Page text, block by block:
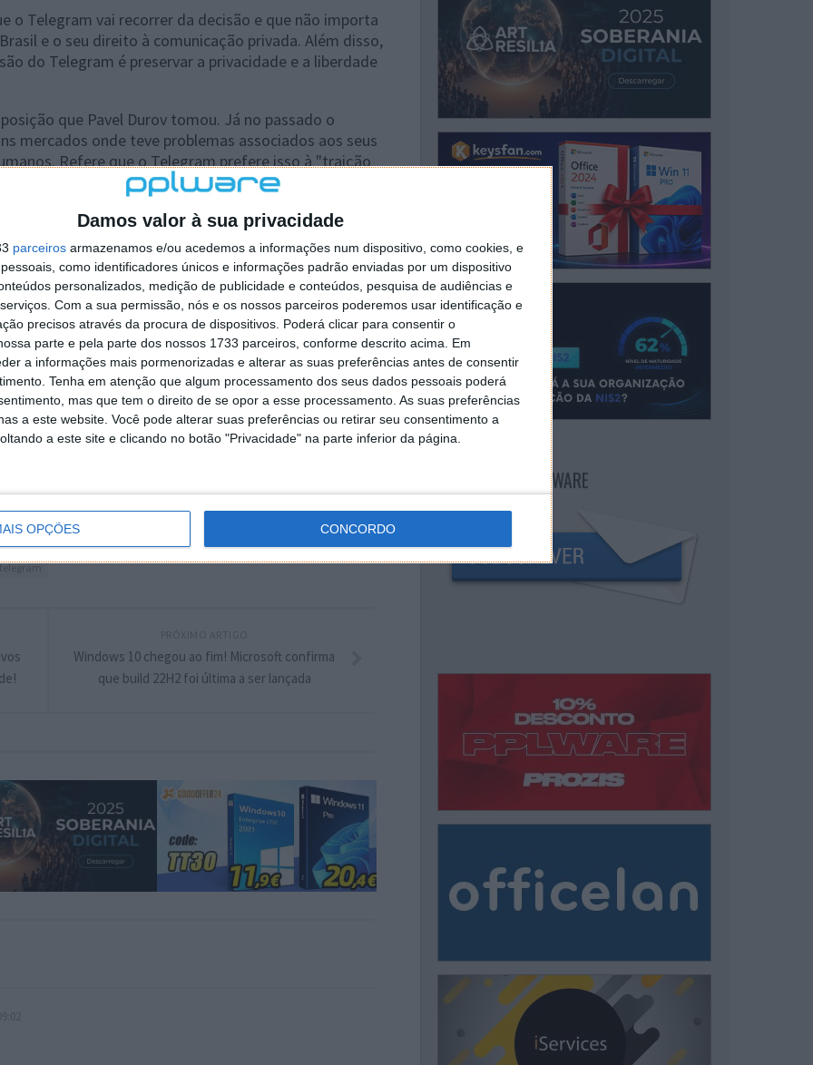
Damos valor à sua privacidade
parceiros armazenamos e/ou acedemos a informações num dispositivo, como cookies, e
como identificadores únicos e informações padrão enviadas por um dispositivo
personalizados, medição de publicidade e conteúdos, pesquisa de audiências e
Com a sua permissão, nós e os nossos parceiros poderemos usar identificação e
precisos através da procura de dispositivos. Poderá clicar para consentir o
parte e pela parte dos nossos 1733 parceiros, conforme descrito acima. Em
a informações mais pormenorizadas e alterar as suas preferências antes de consentir
Tenha em atenção que algum processamento dos seus dados pessoais poderá
mas que tem o direito de se opor a esse processamento. As suas preferências
a este website. Você pode alterar suas preferências ou retirar seu consentimento a
a este site e clicando no botão "Privacidade" na parte inferior da página.
OPÇÕES CONCORDO
o Telegram vai recorrer da decisão e que não importa
e o seu direito à comunicação privada. Além disso,
do Telegram é preservar a privacidade e a liberdade
que Pavel Durov tomou. Já no passado o
mercados onde teve problemas associados aos seus
Refere que o Telegram prefere isso à "traição
fomos fundados".
ter uma resolução nos próximos dias. O braço de ferro
as partes parecem estar com a razão do seu
posição e isso terá de ser ultrapassado para o
artigo tem mais de um ano
no Google Notícias
Autor:Pedro Simões
telegram
Windows 10 chegou ao fim! Microsoft confirma
que build 22H2 foi última a ser lançada
NEWSLETTER PPLWARE